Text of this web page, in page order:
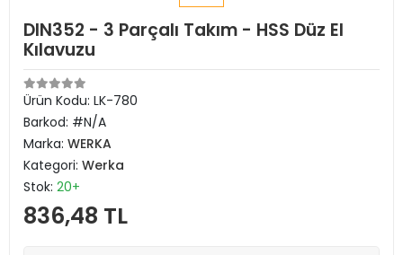
DIN352 - 3 Parçalı Takım - HSS Düz El
Kılavuzu
Ürün Kodu: LK-780
Barkod: #N/A
Marka: WERKA
Kategori: Werka
Stok: 20+
836,48 TL